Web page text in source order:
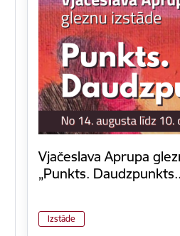
Vjačeslava Aprupa
„Punkts.
Izstāde